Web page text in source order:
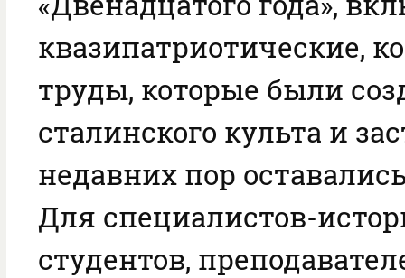
квазипатриотические,
труды, которые были
сталинского культа и
недавних пор
Для специалистов-
студентов,